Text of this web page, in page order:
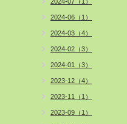
2024-06（1）
2024-03（4）
2024-02（3）
2024-01（3）
2023-12（4）
2023-11（1）
2023-09（1）